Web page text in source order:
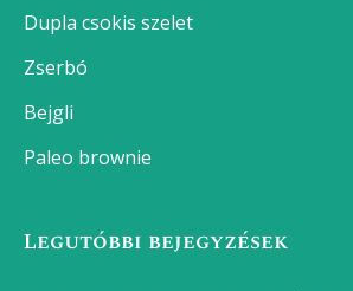
Dupla csokis szelet
Zserbó
Bejgli
Paleo brownie
Legutóbbi bejegyzések